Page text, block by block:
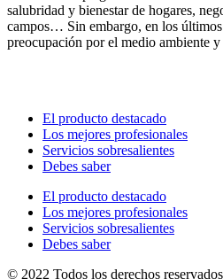
salubridad y bienestar de hogares,
campos… Sin embargo, en los últimos
preocupación por el medio ambiente
El producto destacado
Los mejores profesionales
Servicios sobresalientes
Debes saber
El producto destacado
Los mejores profesionales
Servicios sobresalientes
Debes saber
© 2022 Todos los derechos reservados